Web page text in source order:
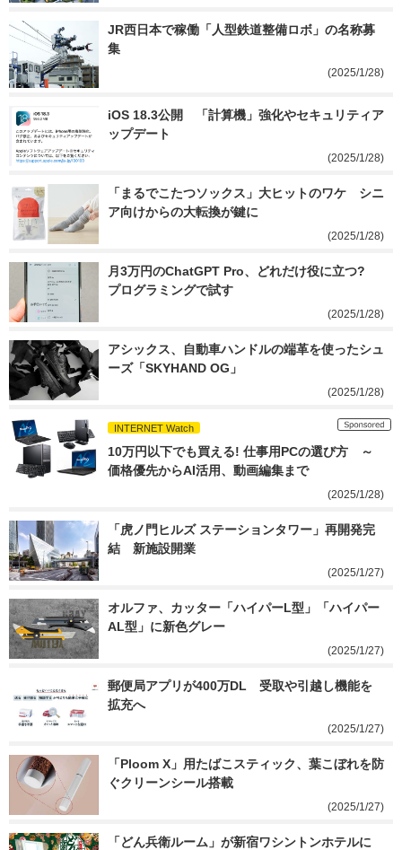
JR西日本で稼働「人型鉄道整備ロボ」の名称募
集
(2025/1/28)
iOS 18.3公開　「計算機」強化やセキュリティア
ップデート
(2025/1/28)
「まるでこたつソックス」大ヒットのワケ　シニ
ア向けからの大転換が鍵に
(2025/1/28)
月3万円のChatGPT Pro、どれだけ役に立つ?
プログラミングで試す
(2025/1/28)
アシックス、自動車ハンドルの端革を使ったシュ
ーズ「SKYHAND OG」
(2025/1/28)
INTERNET Watch
10万円以下でも買える! 仕事用PCの選び方　～
価格優先からAI活用、動画編集まで
(2025/1/28)
「虎ノ門ヒルズ ステーションタワー」再開発完
結　新施設開業
(2025/1/27)
オルファ、カッター「ハイパーL型」「ハイパー
AL型」に新色グレー
(2025/1/27)
郵便局アプリが400万DL　受取や引越し機能を
拡充へ
(2025/1/27)
「Ploom X」用たばこスティック、葉こぼれを防
ぐクリーンシール搭載
(2025/1/27)
「どん兵衛ルーム」が新宿ワシントンホテルに